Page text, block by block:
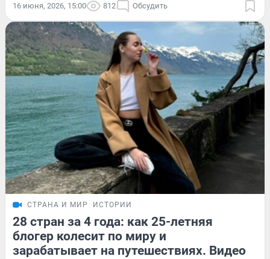
16 июня, 2026, 15:00 812 Обсудить
СТРАНА И МИР ИСТОРИИ
28 стран за 4 года: как 25-летняя
блогер колесит по миру и
зарабатывает на путешествиях. Видео